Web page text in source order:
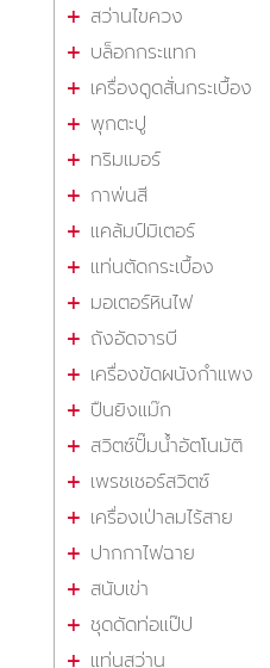
สว่านไขควง
บล็อกกระแทก
เครื่องดูดสั่นกระเบื้อง
พุกตะปู
ทริมเมอร์
กาพ่นสี
แคล้มป์มิเตอร์
แท่นตัดกระเบื้อง
มอเตอร์หินไฟ
ถังอัดจารบี
เครื่องขัดผนังกำแพง
ปืนยิงแม๊ก
สวิตซ์ปั๊มน้ำอัตโนมัติ
เพรชเชอร์สวิตซ์
เครื่องเป่าลมไร้สาย
ปากกาไฟฉาย
สนับเข่า
ชุดดัดท่อแป๊ป
แท่นสว่าน